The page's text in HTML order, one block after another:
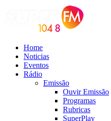
Home
Noticias
Eventos
Rádio
Emissão
Ouvir Emissão
Programas
Rubricas
SuperPlay